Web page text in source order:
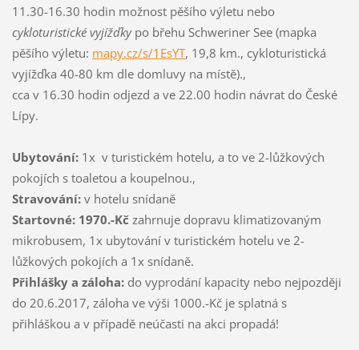
11.30-16.30 hodin možnost pěšího výletu nebo
cykloturistické vyjížďkypo břehu Schweriner See (mapka
pěšího výletu: mapy.cz/s/1EsYT, 19,8 km., cykloturistická
vyjížďka 40-80 km dle domluvy na místě).,
cca v 16.30 hodin odjezd a ve 22.00 hodin návrat do České
Lípy.
Ubytování: 1x v turistickém hotelu, a to ve 2-lůžkových
pokojích s toaletou a koupelnou.,
Stravování:v hotelu snídaně
Startovné: 1970.-Kčzahrnuje dopravu klimatizovaným
mikrobusem, 1x ubytování v turistickém hotelu ve 2-
lůžkových pokojích a 1x snídaně.
Přihlášky a záloha:do vyprodání kapacity nebo nejpozději
do 20.6.2017, záloha ve výši 1000.-Kč je splatná s
přihláškou a v případě neúčasti na akci propadá!